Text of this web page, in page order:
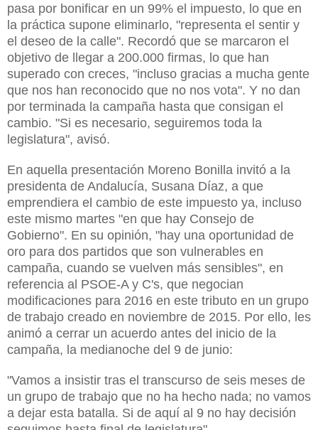
pasa por bonificar en un 99% el impuesto, lo que en
la práctica supone eliminarlo, "representa el sentir y
el deseo de la calle". Recordó que se marcaron el
objetivo de llegar a 200.000 firmas, lo que han
superado con creces, "incluso gracias a mucha gente
que nos han reconocido que no nos vota". Y no dan
por terminada la campaña hasta que consigan el
cambio. "Si es necesario, seguiremos toda la
legislatura", avisó.
En aquella presentación Moreno Bonilla invitó a la
presidenta de Andalucía, Susana Díaz, a que
emprendiera el cambio de este impuesto ya, incluso
este mismo martes "en que hay Consejo de
Gobierno". En su opinión, "hay una oportunidad de
oro para dos partidos que son vulnerables en
campaña, cuando se vuelven más sensibles", en
referencia al PSOE-A y C's, que negocian
modificaciones para 2016 en este tributo en un grupo
de trabajo creado en noviembre de 2015. Por ello, les
animó a cerrar un acuerdo antes del inicio de la
campaña, la medianoche del 9 de junio:
"Vamos a insistir tras el transcurso de seis meses de
un grupo de trabajo que no ha hecho nada; no vamos
a dejar esta batalla. Si de aquí al 9 no hay decisión